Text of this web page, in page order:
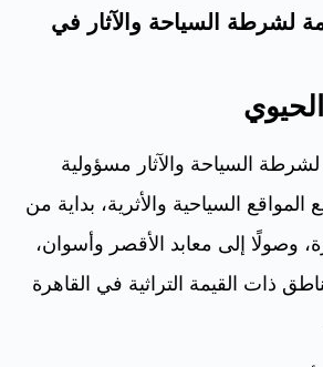
لشرطة السياحة والآثار في
لشرطة السياحة والآثار مسؤولية
السياحية والأثرية، بداية من
وصولًا إلى معابد الأقصر وأسوان،
ذات القيمة التراثية في القاهرة